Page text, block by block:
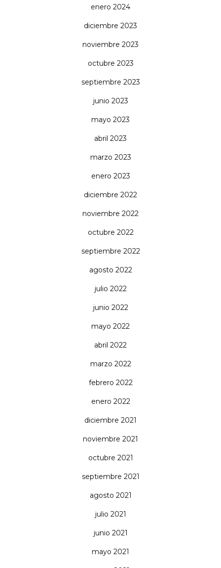
enero 2024
diciembre 2023
noviembre 2023
octubre 2023
septiembre 2023
junio 2023
mayo 2023
abril 2023
marzo 2023
enero 2023
diciembre 2022
noviembre 2022
octubre 2022
septiembre 2022
agosto 2022
julio 2022
junio 2022
mayo 2022
abril 2022
marzo 2022
febrero 2022
enero 2022
diciembre 2021
noviembre 2021
octubre 2021
septiembre 2021
agosto 2021
julio 2021
junio 2021
mayo 2021